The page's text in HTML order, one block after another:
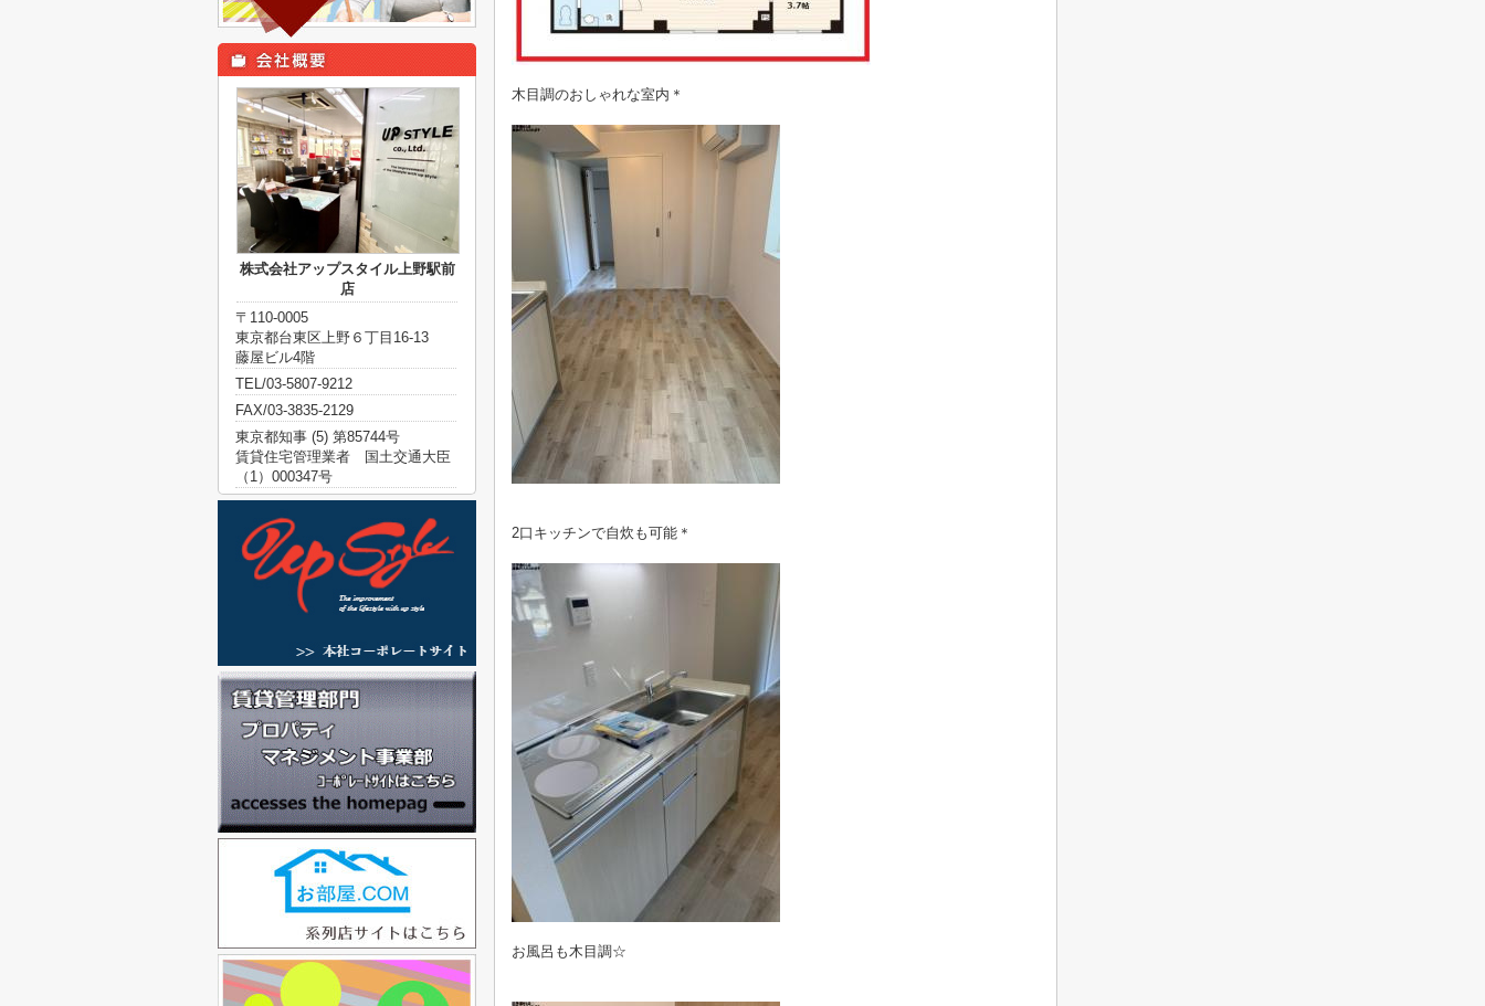
木目調のおしゃれな室内＊
2口キッチンで自炊も可能＊
お風呂も木目調☆
株式会社アップスタイル上野駅前
店
〒110-0005
東京都台東区上野６丁目16-13
藤屋ビル4階
TEL/03-5807-9212
FAX/03-3835-2129
東京都知事 (5) 第85744号
賃貸住宅管理業者 国土交通大臣
（1）000347号